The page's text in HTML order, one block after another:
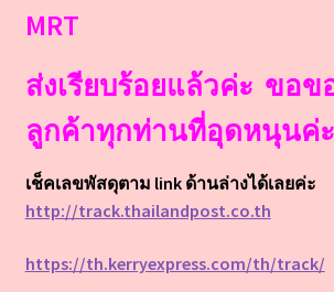
MRT
ส่งเรียบร้อยแล้วค่ะ ขอ
ลูกค้าทุกท่านที่อุดหนุนค่
เช็คเลขพัสดุตาม link ด้านล่างได้เลยค่ะ
http://track.thailandpost.co.th
https://th.kerryexpress.com/th/track/